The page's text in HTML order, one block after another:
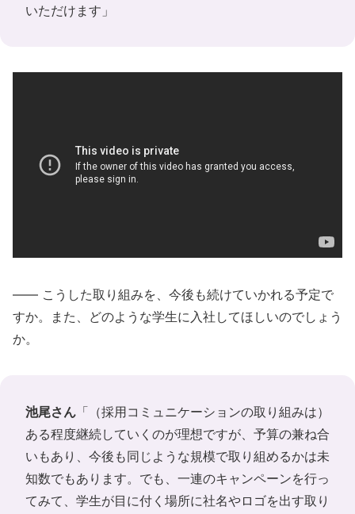
いただけます」
―― こうした取り組みを、今後も続けていかれる予定で
すか。また、どのような学生に入社してほしいのでしょう
か。
池尾さん 「（採用コミュニケーションの取り組みは）
ある程度継続していくのが理想ですが、予算の兼ね合
いもあり、今後も同じような規模で取り組めるかは未
知数でもあります。でも、一連のキャンペーンを行っ
てみて、学生が目に付く場所に社名やロゴを出す取り